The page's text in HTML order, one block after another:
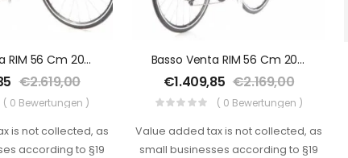
Basso Venta RIM 56 Cm 2021
€2.619,00
( 0 Bewertungen )
is not collected, as
according to §19
Basso Venta RIM 56 Cm 2021
€1.409,85 €2.169,00
( 0 Bewertungen )
Value added tax is not collected, as
small businesses according to §19